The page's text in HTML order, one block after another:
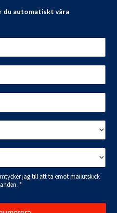
du automatiskt våra